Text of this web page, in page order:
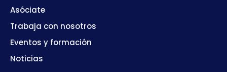
Asóciate
Trabaja con nosotros
Eventos y formación
Noticias